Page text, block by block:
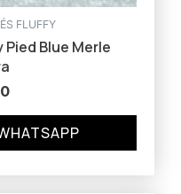
FLUFFY
Blue Merle